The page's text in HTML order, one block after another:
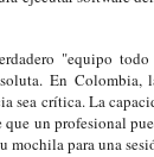
"equipo
En Colombia,
sea crítica. La
que un profesional
mochila para una